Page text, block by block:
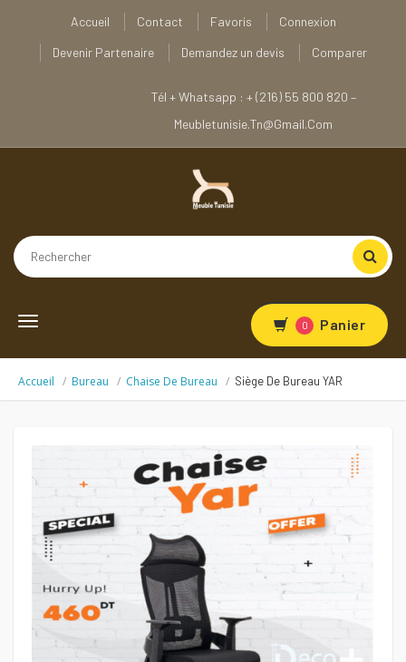
Accueil Contact Favoris
Connexion
Devenir Partenaire
Demandez un devis Comparer
Tél + Whatsapp : + (216) 55 800 820 –
Meubletunisie.tn@gmail.com
Toggle
0 Panier
Accueil Bureau Chaise De Bureau Siège De Bureau YAR